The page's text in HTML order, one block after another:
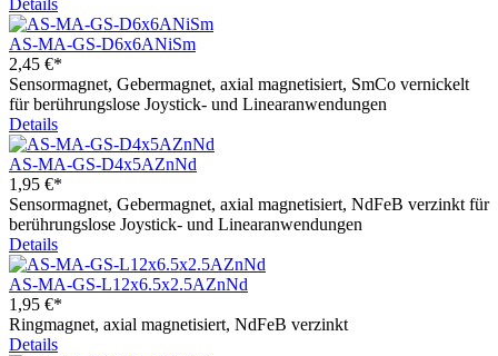
Details
AS-MA-GS-D6x6ANiSm
2,45 €*
Sensormagnet, Gebermagnet, axial magnetisiert, SmCo vernickelt
für berührungslose Joystick- und Linearanwendungen
Details
AS-MA-GS-D4x5AZnNd
1,95 €*
Sensormagnet, Gebermagnet, axial magnetisiert, NdFeB verzinkt für
berührungslose Joystick- und Linearanwendungen
Details
AS-MA-GS-L12x6.5x2.5AZnNd
1,95 €*
Ringmagnet, axial magnetisiert, NdFeB verzinkt
Details